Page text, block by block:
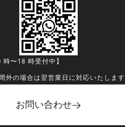
時〜18 時受付中】
外の場合は翌営業日に対応いたします
お問い合わせ